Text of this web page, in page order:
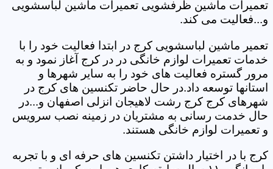
تعمیرات ماشین ظرفشویی تعمیرات ماشین لباسشویی
و...فعالیت می کند.
تعمیر ماشین لباسشویی کرج در ابتدا فعالیت خود را با
خدمات تعمیرات لوازم خانگی در در کرج آغاز نمود و به
مرور گستره فعالیت های خود را به سایر شهرها و
استانها توسعه داد.در حال حاضر تکنسین های کرج در
شهرهای کرج کرج رشت لاهیجان انزلی اصفهان و...در
حال خدمت رسانی به مشتریان در زمینه نصب سرویس
و تعمیرات لوازم خانگی هستند.
کرج با در اختیار داشتن تکنسین های حرفه ای و با تجربه